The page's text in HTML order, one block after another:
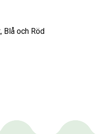
Blå och Röd